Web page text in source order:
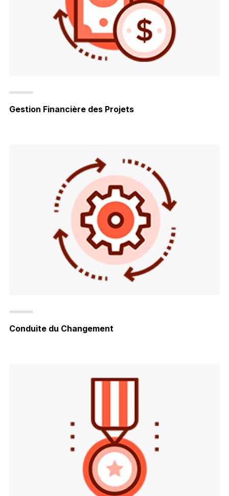
Gestion Financière des Projets
Conduite du Changement